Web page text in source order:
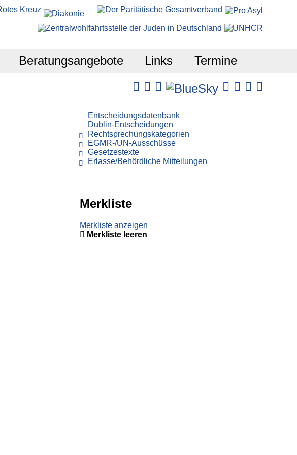
Beratungsangebote Links Termine
Entscheidungsdatenbank
Dublin-Entscheidungen
Rechtsprechungskategorien
EGMR-/UN-Ausschüsse
Gesetzestexte
Erlasse/Behördliche Mitteilungen
Merkliste
Merkliste anzeigen
Merkliste leeren